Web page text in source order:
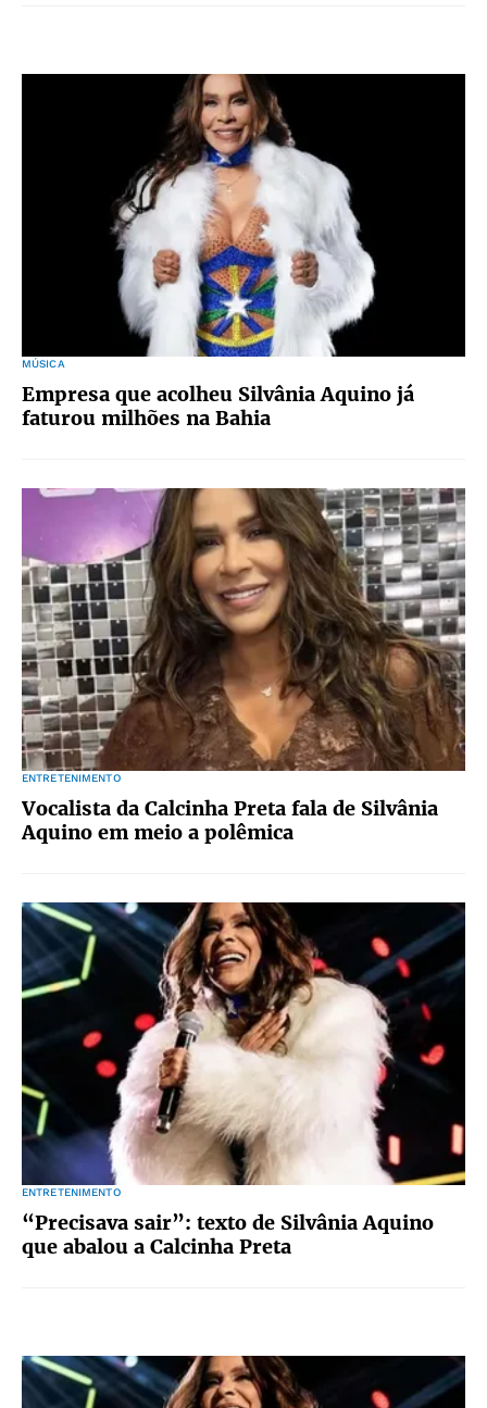
MÚSICA
Empresa que acolheu Silvânia Aquino já
faturou milhões na Bahia
ENTRETENIMENTO
Vocalista da Calcinha Preta fala de Silvânia
Aquino em meio a polêmica
ENTRETENIMENTO
“Precisava sair”: texto de Silvânia Aquino
que abalou a Calcinha Preta